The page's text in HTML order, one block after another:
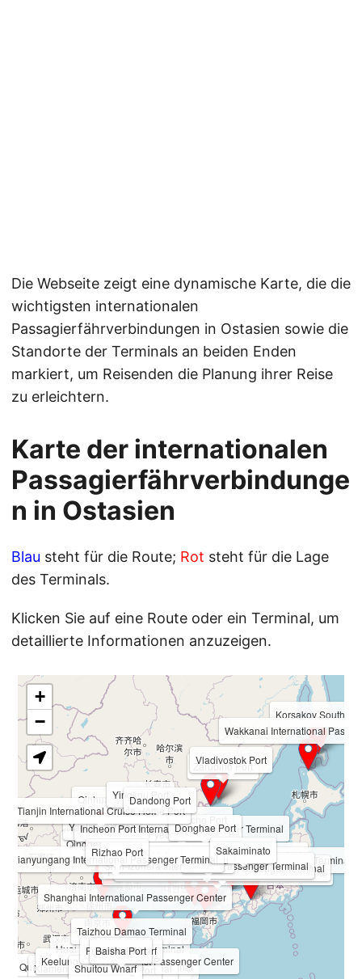
Die Webseite zeigt eine dynamische Karte, die die
wichtigsten internationalen
Passagierfährverbindungen in Ostasien sowie die
Standorte der Terminals an beiden Enden
markiert, um Reisenden die Planung ihrer Reise
zu erleichtern.
Karte der internationalen
Passagierfährverbindunge
n in Ostasien
Blau steht für die Route; Rot steht für die Lage
des Terminals.
Klicken Sie auf eine Route oder ein Terminal, um
detaillierte Informationen anzuzeigen.